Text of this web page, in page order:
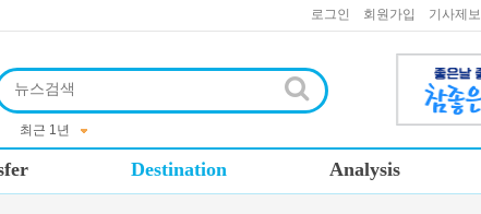
로그인 회원가입 기사제보
Destination Analysis